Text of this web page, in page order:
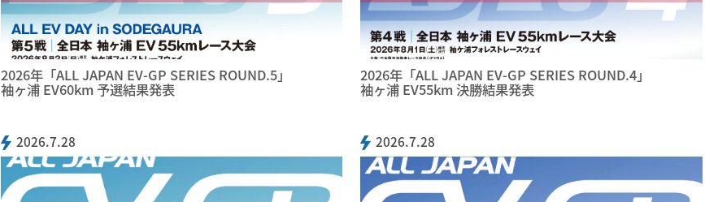
2026年「ALL JAPAN EV-GP SERIES ROUND.5」
袖ヶ浦 EV60km 予選結果発表
2026年「ALL JAPAN EV-GP SERIES ROUND.4」
袖ヶ浦 EV55km 決勝結果発表
2026.7.28 2026.7.28